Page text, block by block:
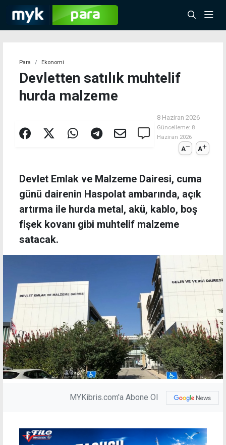
Para Ekonomi
Devletten satılık muhtelif
hurda malzeme
8 Haziran 2026
Güncelleme: 8
Haziran 2026
A A
Devlet Emlak ve Malzeme Dairesi, cuma
günü dairenin Haspolat ambarında, açık
artırma ile hurda metal, akü, kablo, boş
fişek kovanı gibi muhtelif malzeme
satacak.
MYKibris.com'a Abone Ol